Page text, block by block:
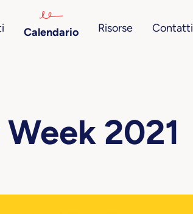
Calendario Risorse Contatti
2021